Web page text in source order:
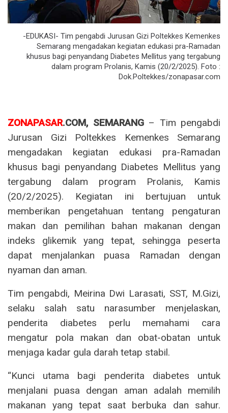
-EDUKASI- Tim pengabdi Jurusan Gizi Poltekkes Kemenkes
Semarang mengadakan kegiatan edukasi pra-Ramadan
khusus bagi penyandang Diabetes Mellitus yang tergabung
dalam program Prolanis, Kamis (20/2/2025). Foto :
Dok.Poltekkes/zonapasar.com
ZONAPASAR.COM, SEMARANG– Tim pengabdi
Jurusan Gizi Poltekkes Kemenkes Semarang
mengadakan kegiatan edukasi pra-Ramadan
khusus bagi penyandang Diabetes Mellitus yang
tergabung dalam program Prolanis, Kamis
(20/2/2025). Kegiatan ini bertujuan untuk
memberikan pengetahuan tentang pengaturan
makan dan pemilihan bahan makanan dengan
indeks glikemik yang tepat, sehingga peserta
dapat menjalankan puasa Ramadan dengan
nyaman dan aman.
Tim pengabdi, Meirina Dwi Larasati, SST, M.Gizi,
selaku salah satu narasumber menjelaskan,
penderita diabetes perlu memahami cara
mengatur pola makan dan obat-obatan untuk
menjaga kadar gula darah tetap stabil.
“Kunci utama bagi penderita diabetes untuk
menjalani puasa dengan aman adalah memilih
makanan yang tepat saat berbuka dan sahur.